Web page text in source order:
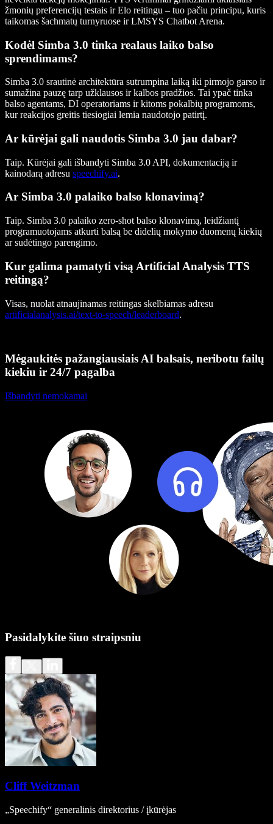
žmonių preferencijų testais ir Elo reitingu – tuo pačiu principu, kuris
taikomas šachmatų turnyruose ir LMSYS Chatbot Arena.
Kodėl Simba 3.0 tinka realaus laiko balso
sprendimams?
Simba 3.0 srautinė architektūra sutrumpina laiką iki pirmojo garso ir
sumažina pauzę tarp užklausos ir kalbos pradžios. Tai ypač tinka
balso agentams, DI operatoriams ir kitoms pokalbių programoms,
kur reakcijos greitis tiesiogiai lemia naudotojo patirtį.
Ar kūrėjai gali naudotis Simba 3.0 jau dabar?
Taip. Kūrėjai gali išbandyti Simba 3.0 API, dokumentaciją ir
kainodarą adresu speechify.ai.
Ar Simba 3.0 palaiko balso klonavimą?
Taip. Simba 3.0 palaiko zero-shot balso klonavimą, leidžiantį
programuotojams atkurti balsą be didelių mokymo duomenų kiekių
ar sudėtingo parengimo.
Kur galima pamatyti visą Artificial Analysis TTS
reitingą?
Visas, nuolat atnaujinamas reitingas skelbiamas adresu
artificialanalysis.ai/text-to-speech/leaderboard.
Mėgaukitės pažangiausiais AI balsais, neribotu failų
kiekiu ir 24/7 pagalba
Išbandyti nemokamai
Pasidalykite šiuo straipsniu
Cliff Weitzman
„Speechify“ generalinis direktorius / įkūrėjas